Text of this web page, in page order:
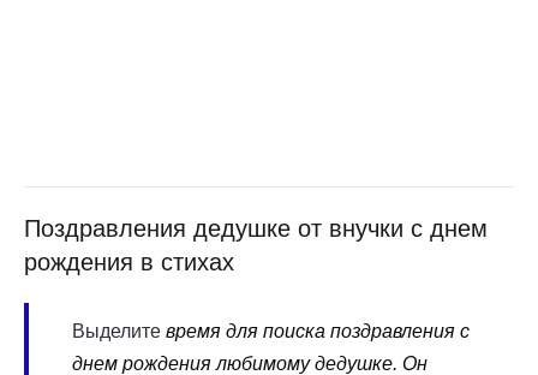
Поздравления дедушке от внучки с днем
рождения в стихах
Выделите время для поиска поздравления с
днем рождения любимому дедушке. Он